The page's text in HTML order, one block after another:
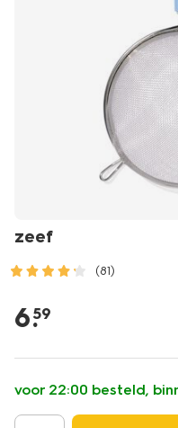
zeef
(81)
tafelen/koken/
-80840039.html
6.
59
voor 22:00 besteld,